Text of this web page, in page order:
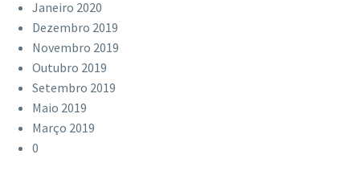
Janeiro 2020
Dezembro 2019
Novembro 2019
Outubro 2019
Setembro 2019
Maio 2019
Março 2019
0